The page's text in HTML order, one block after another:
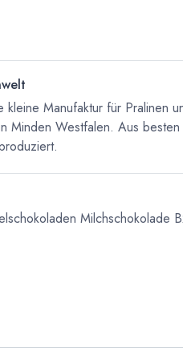
kleine Manufaktur für Pralinen
Minden Westfalen. Aus besten
Milchschokolade